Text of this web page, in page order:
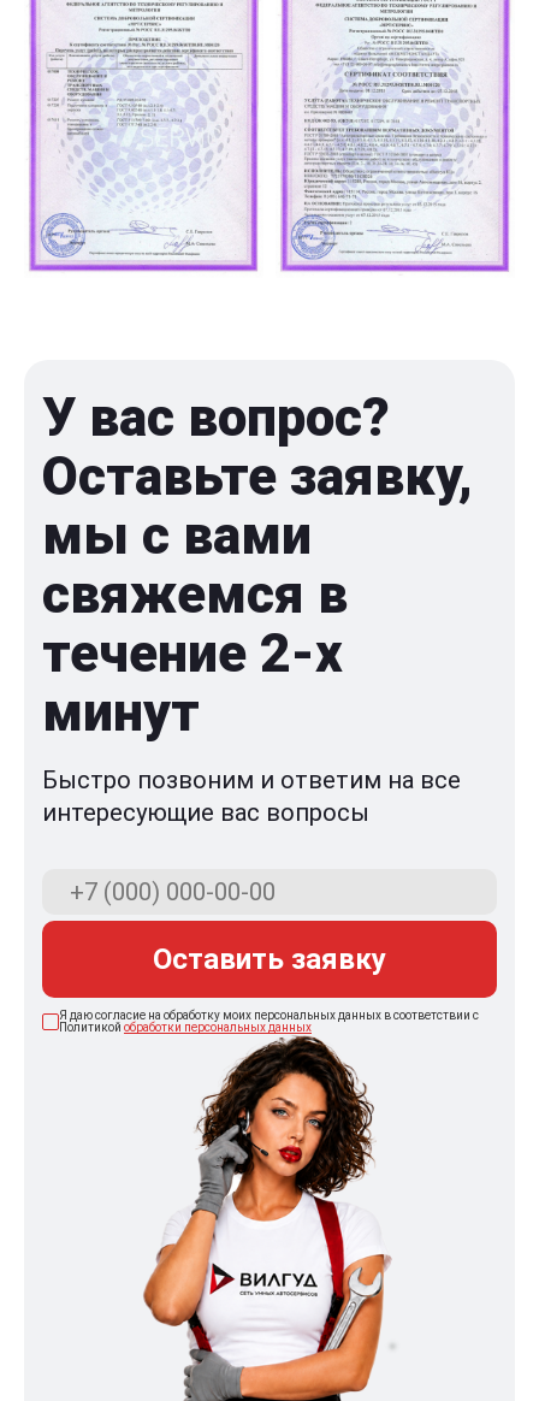
У вас вопрос?
Оставьте заявку,
мы с вами
свяжемся в
течение 2-x
минут
Быстро позвоним и ответим на все
интересующие вас вопросы
Оставить заявку
Я даю согласие на обработку моих персональных данных в соответствии с
Политикой обработки персональных данных